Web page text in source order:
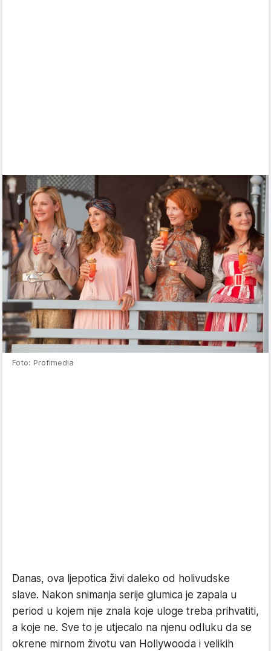
Foto: Profimedia
Danas, ova ljepotica živi daleko od holivudske
slave. Nakon snimanja serije glumica je zapala u
period u kojem nije znala koje uloge treba prihvatiti,
a koje ne. Sve to je utjecalo na njenu odluku da se
okrene mirnom životu van Hollywooda i velikih